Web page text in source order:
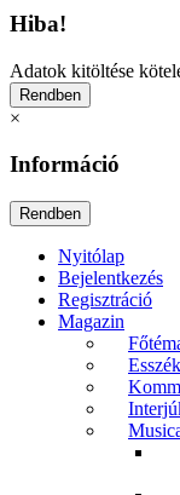
Hiba!
Adatok kitöltése
×
Információ
Nyitólap
Bejelentkezés
Regisztráció
Magazin